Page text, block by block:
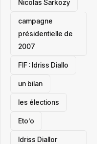
Nicolas Sarkozy
campagne
présidentielle de
2007
‎FIF : Idriss Diallo
un bilan
les élections
Eto’o
Idriss Diallor